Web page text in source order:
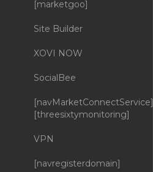
[marketgoo]
Site Builder
XOVI NOW
SocialBee
[navMarketConnectService]
[threesixtymonitoring]
VPN
[navregisterdomain]